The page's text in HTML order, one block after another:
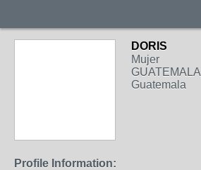
DORIS
Mujer
GUATEMALA
Guatemala
Profile Information: